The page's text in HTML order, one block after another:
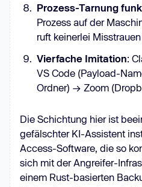
Prozess-Tarnung
Prozess auf der
ruft keinerlei
Vierfache Imitation:
VS Code (Payload-
Ordner) → Zoom
Die Schichtung hier ist
gefälschter KI-Assistent
Access-Software, die so
sich mit der Angreifer-
einem Rust-basierten